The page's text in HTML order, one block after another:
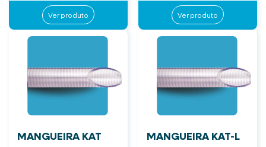
Ver produto Ver produto
MANGUEIRA KAT MANGUEIRA KAT-L